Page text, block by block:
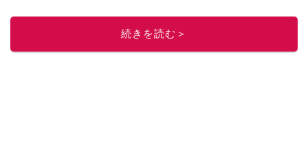
このイチオシストの他の記事を読む
続きを読む＞